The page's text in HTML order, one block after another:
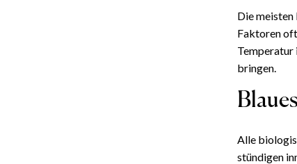
Die meisten
Faktoren
Temperatur
bringen.
Alle
stündigen